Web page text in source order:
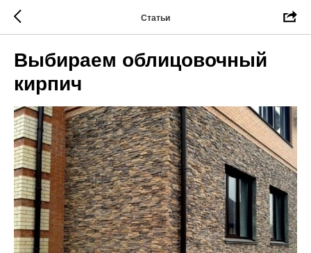
Статьи
Выбираем облицовочный
кирпич